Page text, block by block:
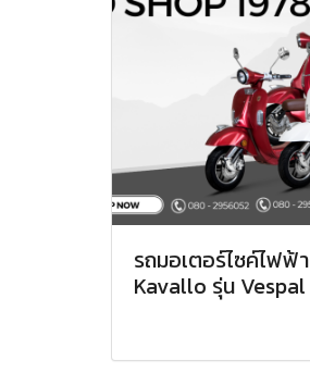
รถมอเตอร์ไซค์ไฟฟ้า
Kavallo รุ่น Vespal